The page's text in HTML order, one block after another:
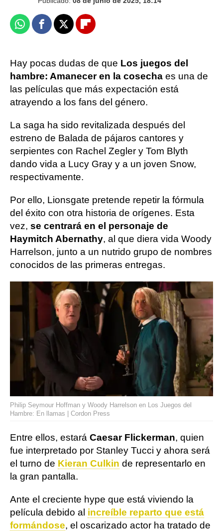
WhatsappFacebook
X Flipboard
Hay pocas dudas de que Los juegos del
hambre: Amanecer en la cosecha es una de
las películas que más expectación está
atrayendo a los fans del género.
La saga ha sido revitalizada después del
estreno de Balada de pájaros cantores y
serpientes con Rachel Zegler y Tom Blyth
dando vida a Lucy Gray y a un joven Snow,
respectivamente.
Por ello, Lionsgate pretende repetir la fórmula
del éxito con otra historia de orígenes. Esta
vez, se centrará en el personaje de
Haymitch Abernathy, al que diera vida Woody
Harrelson, junto a un nutrido grupo de nombres
conocidos de las primeras entregas.
Philip Seymour Hoffman y Woody Harrelson en Los Juegos del
Hambre: En llamas | Cordon Press
Entre ellos, estará Caesar Flickerman, quien
fue interpretado por Stanley Tucci y ahora será
el turno de Kieran Culkin de representarlo en
la gran pantalla.
Ante el creciente hype que está viviendo la
película debido al increíble reparto que está
formándose, el oscarizado actor ha tratado de